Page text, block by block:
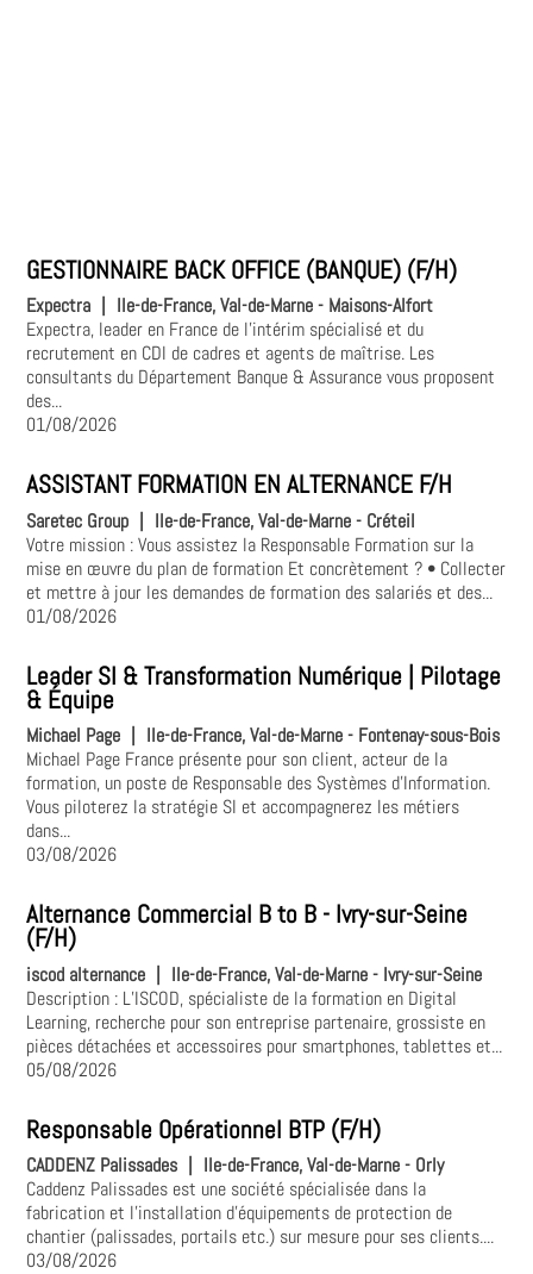
GESTIONNAIRE BACK OFFICE (BANQUE) (F/H)
Expectra
Ile-de-France, Val-de-Marne - Maisons-Alfort
Expectra, leader en France de l'intérim spécialisé et du
recrutement en CDI de cadres et agents de maîtrise. Les
consultants du Département Banque & Assurance vous proposent
des...
01/08/2026
ASSISTANT FORMATION EN ALTERNANCE F/H
Saretec Group | Ile-de-France, Val-de-Marne - Créteil
Votre mission : Vous assistez la Responsable Formation sur la
mise en œuvre du plan de formation Et concrètement ? • Collecter
et mettre à jour les demandes de formation des salariés et des...
01/08/2026
Leader SI & Transformation Numérique | Pilotage
& Équipe
Michael Page
Ile-de-France, Val-de-Marne - Fontenay-sous-Bois
Michael Page France présente pour son client, acteur de la
formation, un poste de Responsable des Systèmes d'Information.
Vous piloterez la stratégie SI et accompagnerez les métiers
dans...
03/08/2026
Alternance Commercial B to B - Ivry-sur-Seine
(F/H)
iscod alternance | Ile-de-France, Val-de-Marne - Ivry-sur-Seine
Description : L’ISCOD, spécialiste de la formation en Digital
Learning, recherche pour son entreprise partenaire, grossiste en
pièces détachées et accessoires pour smartphones, tablettes et...
05/08/2026
Responsable Opérationnel BTP (F/H)
CADDENZ Palissades
Ile-de-France, Val-de-Marne - Orly
Caddenz Palissades est une société spécialisée dans la
fabrication et l'installation d'équipements de protection de
chantier (palissades, portails etc.) sur mesure pour ses clients....
03/08/2026